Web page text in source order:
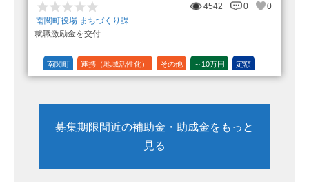
4542 0
0
南関町役場 まちづくり課
就職激励金を交付
南関町 連携（地域活性化） その他 ～10万円 定額
募集期限間近の補助金・助成金をもっと
見る